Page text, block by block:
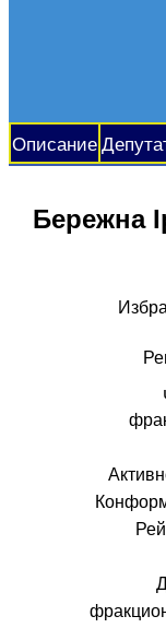
Описание
Бережна